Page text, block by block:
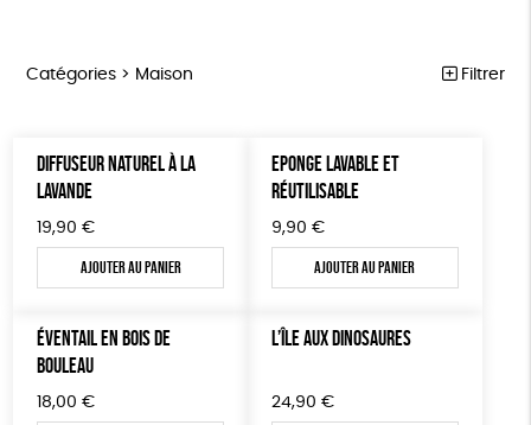
Catégories > Maison Filtrer
PAPETERIE
ÉPICERIE
MAISON
TOUT
Par défaut
Nouveauté
Prix : du - cher au + cher
Disponibilité
Prix
50 € - 100 €
150 € - 200 €
Plus de 200€
Couleur
Mots clés
FSC
Fabriqué en Espagne Textile Bio
DIFFUSEUR NATUREL À LA
LAVANDE
19,90 €
Ajouter au panier
EPONGE LAVABLE ET
RÉUTILISABLE
9,90 €
Ajouter au panier
ÉVENTAIL EN BOIS DE
BOULEAU
18,00 €
L’ÎLE AUX DINOSAURES
24,90 €